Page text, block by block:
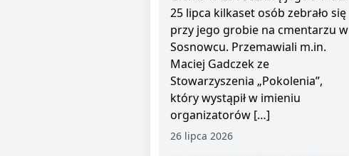
25 lipca kilkaset osób zebrało się
przy jego grobie na cmentarzu w
Sosnowcu. Przemawiali m.in.
Maciej Gadczek ze
Stowarzyszenia „Pokolenia”,
który wystąpił w imieniu
organizatorów […]
26 lipca 2026